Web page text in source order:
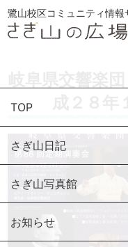
鷺山校区コミュニティ情報
TOP
さぎ山日記
さぎ山写真館
お知らせ
岐阜県交響楽
成２８